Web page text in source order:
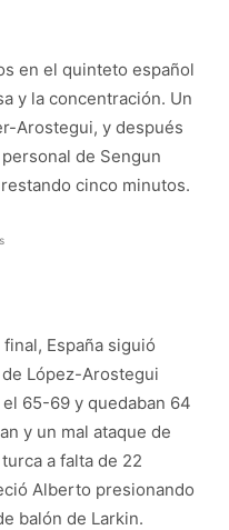
en el quinteto español
y la concentración. Un
Arostegui, y después
de Sengun
cinco minutos.
España siguió
López-Arostegui
65-69 y quedaban 64
y un mal ataque de
a falta de 22
Alberto presionando
balón de Larkin.